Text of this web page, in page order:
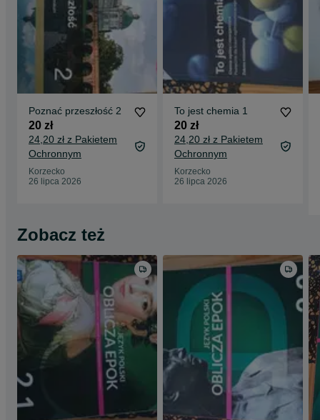
Poznać przeszłość 2
20 zł
24,20 zł z Pakietem
Ochronnym
Korzecko
26 lipca 2026
To jest chemia 1
20 zł
24,20 zł z Pakietem
Ochronnym
Korzecko
26 lipca 2026
Zobacz też